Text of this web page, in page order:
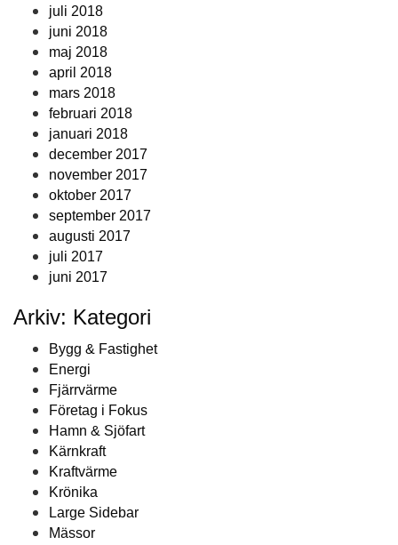
juli 2018
juni 2018
maj 2018
april 2018
mars 2018
februari 2018
januari 2018
december 2017
november 2017
oktober 2017
september 2017
augusti 2017
juli 2017
juni 2017
Arkiv: Kategori
Bygg & Fastighet
Energi
Fjärrvärme
Företag i Fokus
Hamn & Sjöfart
Kärnkraft
Kraftvärme
Krönika
Large Sidebar
Mässor